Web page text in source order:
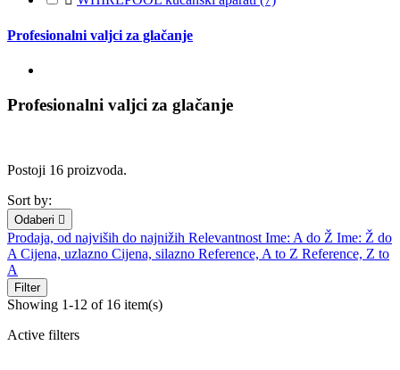
Profesionalni valjci za glačanje
Profesionalni valjci za glačanje
Postoji 16 proizvoda.
Sort by:
Odaberi 
Prodaja, od najviših do najnižih Relevantnost Ime: A do Ž Ime: Ž do
A Cijena, uzlazno Cijena, silazno Reference, A to Z Reference, Z to
A
Filter
Showing 1-12 of 16 item(s)
Active filters